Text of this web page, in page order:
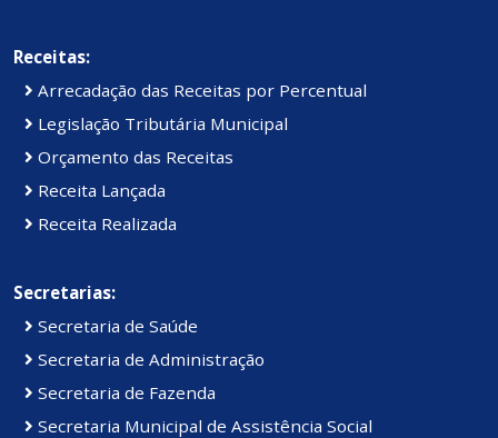
Receitas:
Arrecadação das Receitas por Percentual
Legislação Tributária Municipal
Orçamento das Receitas
Receita Lançada
Receita Realizada
Secretarias:
Secretaria de Saúde
Secretaria de Administração
Secretaria de Fazenda
Secretaria Municipal de Assistência Social